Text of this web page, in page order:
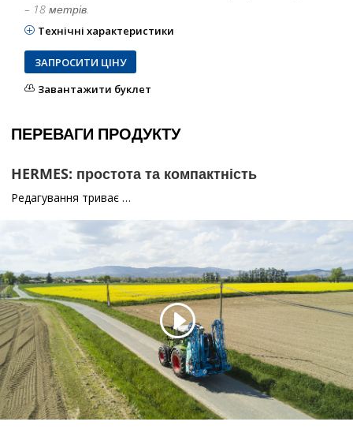
– 18 метрів.
Технічні характеристики
ЗАПРОСИТИ ЦІНУ
Завантажити буклет
ПЕРЕВАГИ ПРОДУКТУ
HERMES: простота та компактність
Редагування триває …